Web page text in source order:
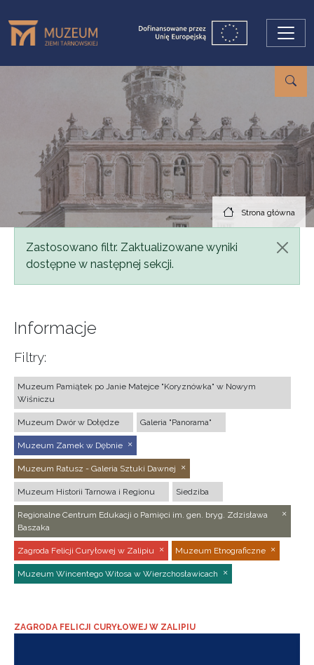
Strona główna
Komunikat
Zastosowano filtr. Zaktualizowane wyniki
dostępne w następnej sekcji.
Informacje
Filtry:
Muzeum Pamiątek po Janie Matejce "Koryznówka" w Nowym
Wiśniczu
Muzeum Dwór w Dołędze Galeria "Panorama"
Muzeum Zamek w Dębnie
Muzeum Ratusz - Galeria Sztuki Dawnej
Muzeum Historii Tarnowa i Regionu Siedziba
Regionalne Centrum Edukacji o Pamięci im. gen. bryg. Zdzisława
Baszaka
Zagroda Felicji Curyłowej w Zalipiu Muzeum Etnograficzne
Muzeum Wincentego Witosa w Wierzchosławicach
ZAGRODA FELICJI CURYŁOWEJ W ZALIPIU